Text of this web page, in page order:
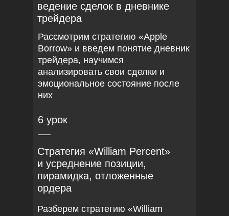
6 урок
Стратегия «William Percent»
и усреднение позиции,
пирамидка, отложенные
ордера
ведение сделок в дневнике
трейдера
Разберем стратегию «William
Рассмотрим стратегию «Apple
Borrow» и введем понятие дневник
трейдера, научимся
анализировать свои сделки и
эмоциональное состояние после
них